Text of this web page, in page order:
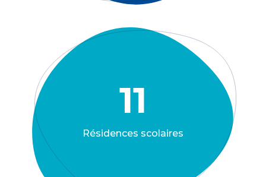
11
Résidences scolaires